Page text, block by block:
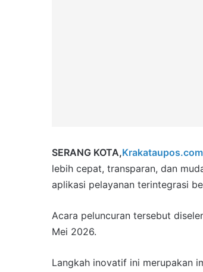
SERANG KOTA,Krakataupos.com
lebih cepat, transparan, dan
aplikasi pelayanan terintegrasi
Acara peluncuran tersebut
Mei 2026.
Langkah inovatif ini merupakan